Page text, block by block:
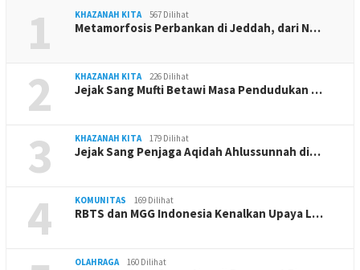
1 KHAZANAH KITA 567 Dilihat
Metamorfosis Perbankan di Jeddah, dari N…
2 KHAZANAH KITA 226 Dilihat
Jejak Sang Mufti Betawi Masa Pendudukan …
3 KHAZANAH KITA 179 Dilihat
Jejak Sang Penjaga Aqidah Ahlussunnah di…
4 KOMUNITAS 169 Dilihat
RBTS dan MGG Indonesia Kenalkan Upaya L…
OLAHRAGA 160 Dilihat